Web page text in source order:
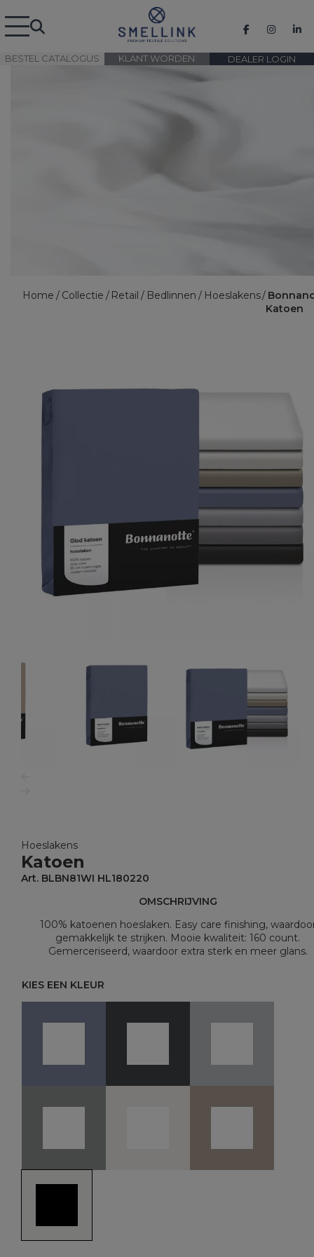
BESTEL CATALOGUS DEALER LOGIN
KLANT WORDEN
Home Collectie Retail Bedlinnen Hoeslakens
Katoen
Hoeslakens
Katoen
Art. BLBN81WI HL180220
OMSCHRIJVING
100% katoenen hoeslaken. Easy care finishing,
gemakkelijk te strijken. Mooie kwaliteit: 160 count.
Gemerceriseerd, waardoor extra sterk en meer glans.
KIES EEN KLEUR